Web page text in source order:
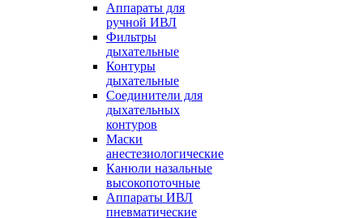
Аппараты для
ручной ИВЛ
Фильтры
дыхательные
Контуры
дыхательные
Соединители для
дыхательных
контуров
Маски
анестезиологические
Канюли назальные
высокопоточные
Аппараты ИВЛ
пневматические